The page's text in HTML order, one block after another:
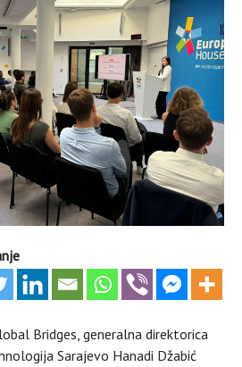
Bridges, generalna direktorica
Sarajevo Hanadi Džabić